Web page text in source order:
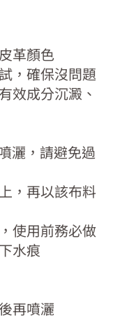
革顏色
，確保沒問題
效成分沉澱、
灑，請避免過
，再以該布料
使用前務必做
水痕
再噴灑